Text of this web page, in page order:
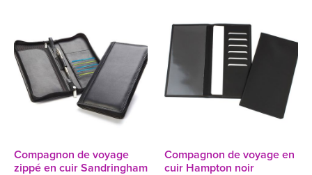
Compagnon de voyage
zippé en cuir Sandringham
Compagnon de voyage en
cuir Hampton noir